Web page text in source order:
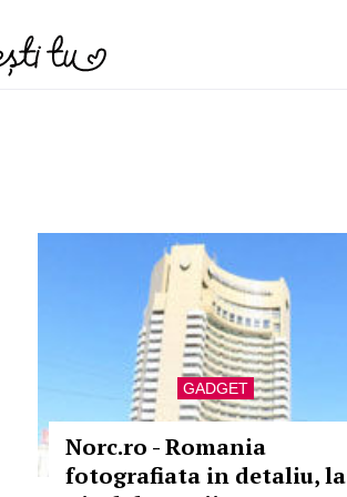
GADGET
Norc.ro - Romania
fotografiata in detaliu, la